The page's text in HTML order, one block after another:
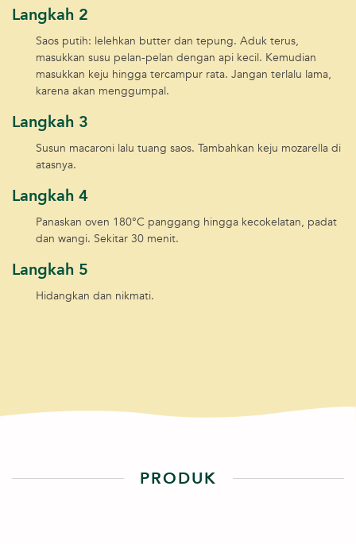
Langkah 2
Saos putih: lelehkan butter dan tepung. Aduk terus,
masukkan susu pelan-pelan dengan api kecil. Kemudian
masukkan keju hingga tercampur rata. Jangan terlalu lama,
karena akan menggumpal.
Langkah 3
Susun macaroni lalu tuang saos. Tambahkan keju mozarella di
atasnya.
Langkah 4
Panaskan oven 180°C panggang hingga kecokelatan, padat
dan wangi. Sekitar 30 menit.
Langkah 5
Hidangkan dan nikmati.
PRODUK